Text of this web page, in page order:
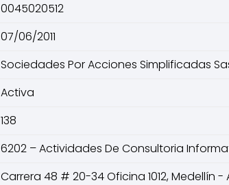
0045020512
07/06/2011
Sociedades Por Acciones Simplificadas
Activa
138
6202 – Actividades De Consultoria
Carrera 48 # 20-34 Oficina 1012, Medellín -